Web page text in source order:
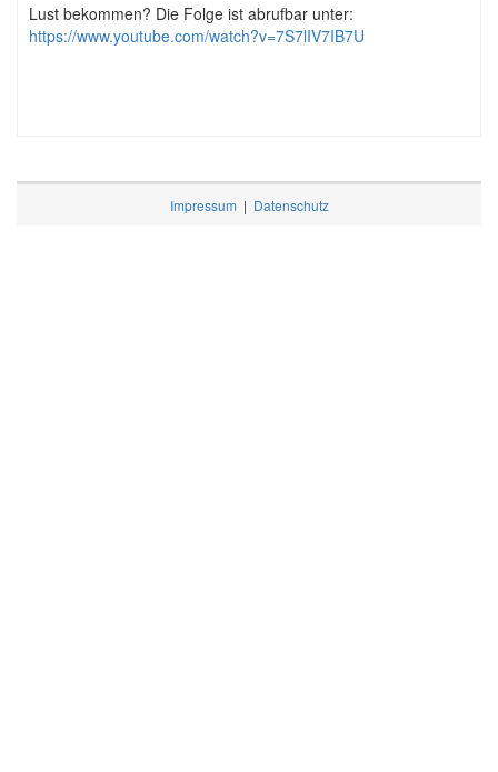
Lust bekommen? Die Folge ist abrufbar unter:
https://www.youtube.com/watch?v=7S7lIV7IB7U
Impressum | Datenschutz